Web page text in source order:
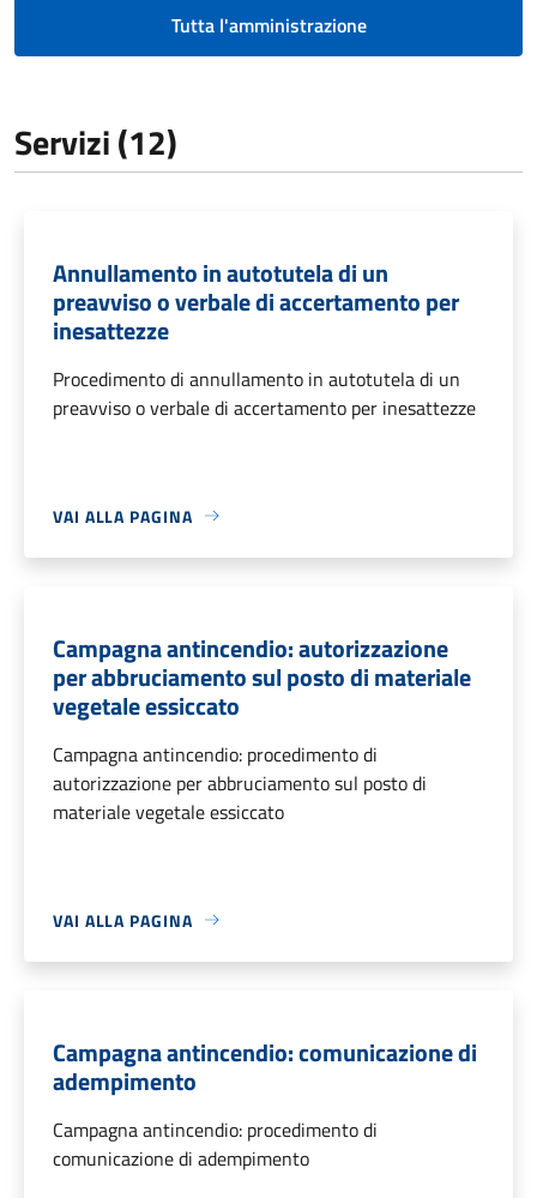
Tutta l'amministrazione
Servizi (12)
Annullamento in autotutela di un
preavviso o verbale di accertamento per
inesattezze
Procedimento di annullamento in autotutela di un
preavviso o verbale di accertamento per inesattezze
VAI ALLA PAGINA
Campagna antincendio: autorizzazione
per abbruciamento sul posto di materiale
vegetale essiccato
Campagna antincendio: procedimento di
autorizzazione per abbruciamento sul posto di
materiale vegetale essiccato
VAI ALLA PAGINA
Campagna antincendio: comunicazione di
adempimento
Campagna antincendio: procedimento di
comunicazione di adempimento